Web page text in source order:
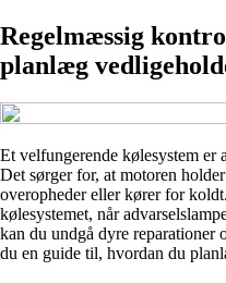
Regelmæssig
planlæg
Et velfungerende kølesystem er
Det sørger for, at motoren
overopheder eller kører for
kølesystemet, når
kan du undgå dyre
du en guide til, hvordan du